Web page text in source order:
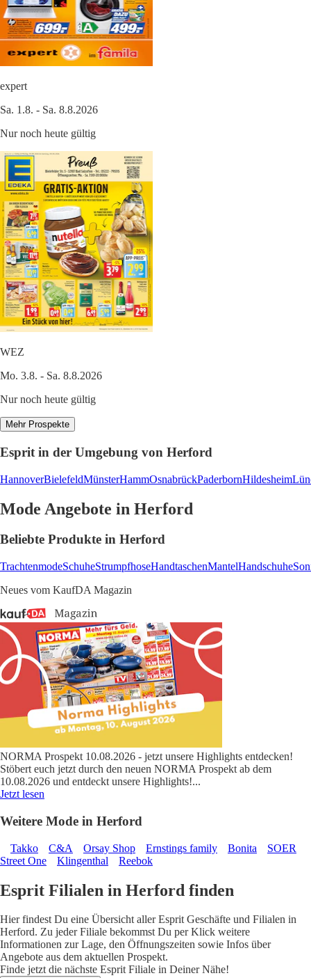
expert
Sa. 1.8. - Sa. 8.8.2026
Nur noch heute gültig
WEZ
Mo. 3.8. - Sa. 8.8.2026
Nur noch heute gültig
Mehr Prospekte
Esprit in der Umgebung von Herford
HannoverBielefeldMünsterHammOsnabrückPaderbornHildesheim
Mode Angebote in Herford
Beliebte Produkte in Herford
TrachtenmodeSchuheStrumpfhoseHandtaschenMantelHandschuhe
Neues vom KaufDA Magazin
NORMA Prospekt 10.08.2026 - jetzt unsere Highlights entdecken!
Stöbert euch jetzt durch den neuen NORMA Prospekt ab dem
10.08.2026 und entdeckt unsere Highlights!...
Jetzt lesen
Weitere Mode in Herford
Takko C&A Orsay Shop Ernstings family Bonita
SOER
Street One
Klingenthal Reebok
Esprit Filialen in Herford finden
Hier findest Du eine Übersicht aller Esprit Geschäfte und Filialen in
Herford. Zu jeder Filiale bekommst Du per Klick weitere
Informationen zur Lage, den Öffnungszeiten sowie Infos über
Angebote aus dem aktuellen Prospekt.
Finde jetzt die nächste Esprit Filiale in Deiner Nähe!